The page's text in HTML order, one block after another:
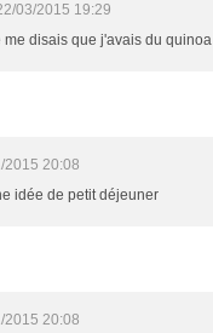
03/2015 19:29
me disais que j'avais du
2015 20:08
idée de petit déjeuner
2015 20:08